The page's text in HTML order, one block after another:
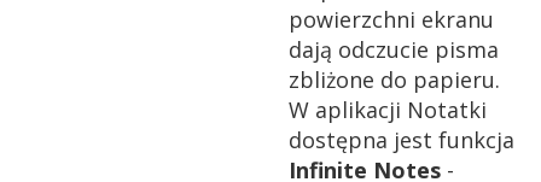
powierzchni ekranu
dają odczucie pisma
zbliżone do papieru.
W aplikacji Notatki
dostępna jest funkcja
Infinite Notes -